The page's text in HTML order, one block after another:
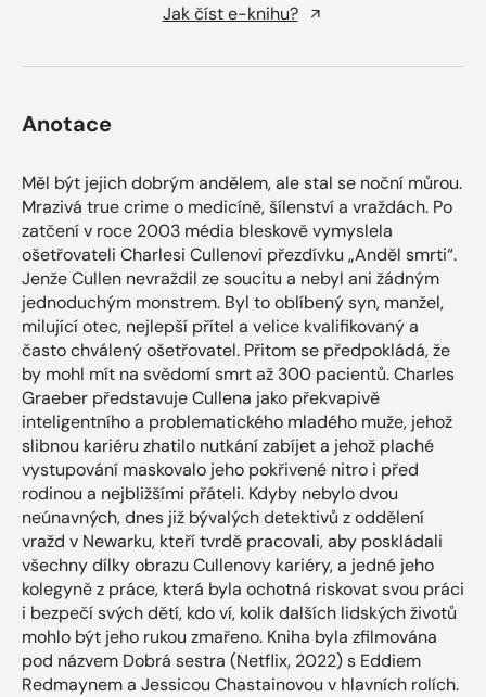
Jak číst e-knihu?
Anotace
Měl být jejich dobrým andělem, ale stal se noční můrou.
Mrazivá true crime o medicíně, šílenství a vraždách. Po
zatčení v roce 2003 média bleskově vymyslela
ošetřovateli Charlesi Cullenovi přezdívku „Anděl smrti“.
Jenže Cullen nevraždil ze soucitu a nebyl ani žádným
jednoduchým monstrem. Byl to oblíbený syn, manžel,
milující otec, nejlepší přítel a velice kvalifikovaný a
často chválený ošetřovatel. Přitom se předpokládá, že
by mohl mít na svědomí smrt až 300 pacientů. Charles
Graeber představuje Cullena jako překvapivě
inteligentního a problematického mladého muže, jehož
slibnou kariéru zhatilo nutkání zabíjet a jehož plaché
vystupování maskovalo jeho pokřivené nitro i před
rodinou a nejbližšími přáteli. Kdyby nebylo dvou
neúnavných, dnes již bývalých detektivů z oddělení
vražd v Newarku, kteří tvrdě pracovali, aby poskládali
všechny dílky obrazu Cullenovy kariéry, a jedné jeho
kolegyně z práce, která byla ochotná riskovat svou práci
i bezpečí svých dětí, kdo ví, kolik dalších lidských životů
mohlo být jeho rukou zmařeno. Kniha byla zfilmována
pod názvem Dobrá sestra (Netflix, 2022) s Eddiem
Redmaynem a Jessicou Chastainovou v hlavních rolích.